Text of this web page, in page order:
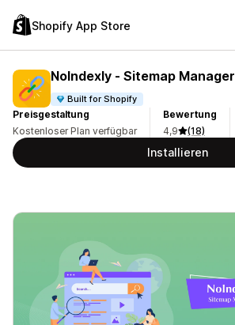
Shopify App Store
NoIndexly ‑ Sitemap Manager
Built for Shopify
Preisgestaltung
Kostenloser Plan verfügbar
Bewertung
4,9
(18)
Installieren